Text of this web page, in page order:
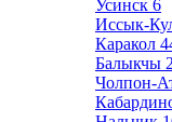
Усинск 6
Иссык-
Каракол
Балыкчы
Чолпон-